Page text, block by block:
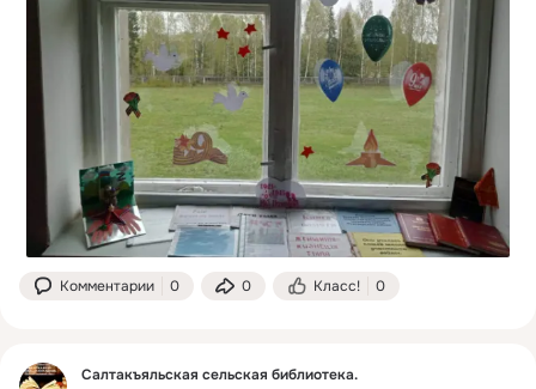
Комментарии 0 0 Класс! 0
Салтакъяльская сельская библиотека.